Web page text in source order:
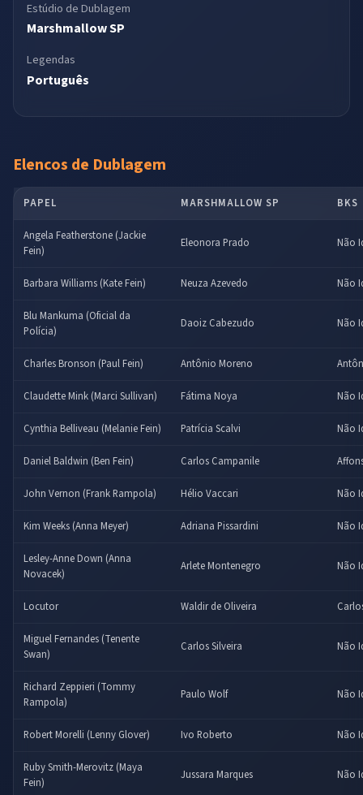
Estúdio de Dublagem
Marshmallow SP
Legendas
Português
Elencos de Dublagem
PAPEL MARSHMALLOW SP BKS
Angela Featherstone (Jackie
Fein)
Eleonora Prado Não
Barbara Williams (Kate Fein) Neuza Azevedo Não
Blu Mankuma (Oficial da
Polícia)
Daoiz Cabezudo Não
Charles Bronson (Paul Fein) Antônio Moreno
Claudette Mink (Marci Sullivan) Fátima Noya Não
Cynthia Belliveau (Melanie Fein) Patrícia Scalvi Não
Daniel Baldwin (Ben Fein) Carlos Campanile
John Vernon (Frank Rampola) Hélio Vaccari Não
Kim Weeks (Anna Meyer) Adriana Pissardini Não
Lesley-Anne Down (Anna
Novacek)
Arlete Montenegro Não
Locutor Waldir de Oliveira
Miguel Fernandes (Tenente
Swan)
Carlos Silveira Não
Richard Zeppieri (Tommy
Rampola)
Paulo Wolf Não
Robert Morelli (Lenny Glover) Ivo Roberto Não
Ruby Smith-Merovitz (Maya
Fein)
Jussara Marques Não